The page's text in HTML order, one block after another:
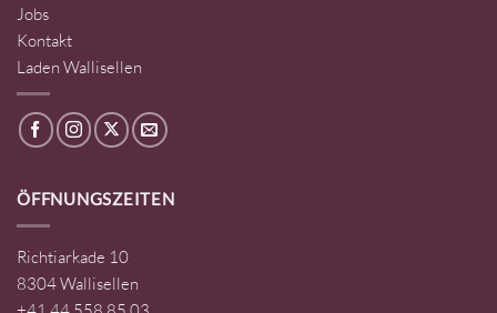
Jobs
Kontakt
Laden Wallisellen
ÖFFNUNGSZEITEN
Richtiarkade 10
8304 Wallisellen